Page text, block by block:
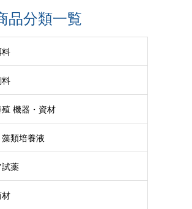
品分類一覧
機器・資材
類培養液
薬